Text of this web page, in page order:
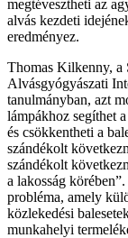
megtévesztheti az
alvás kezdeti
eredményez.
Thomas Kilkenny, a
Alvásgyógyászati
tanulmányban, azt
lámpákhoz segíthet
és csökkentheti a
szándékolt
szándékolt
a lakosság
probléma, amely
közlekedési
munkahelyi